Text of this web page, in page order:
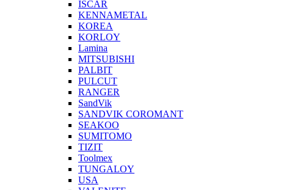
ISCAR
KENNAMETAL
KOREA
KORLOY
Lamina
MITSUBISHI
PALBIT
PULCUT
RANGER
SandVik
SANDVIK COROMANT
SEAKOO
SUMITOMO
TIZIT
Toolmex
TUNGALOY
USA